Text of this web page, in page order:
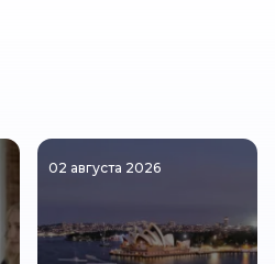
02 августа 2026